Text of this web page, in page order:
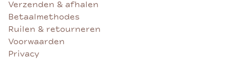
Verzenden & afhalen
Betaalmethodes
Ruilen & retourneren
Voorwaarden
Privacy